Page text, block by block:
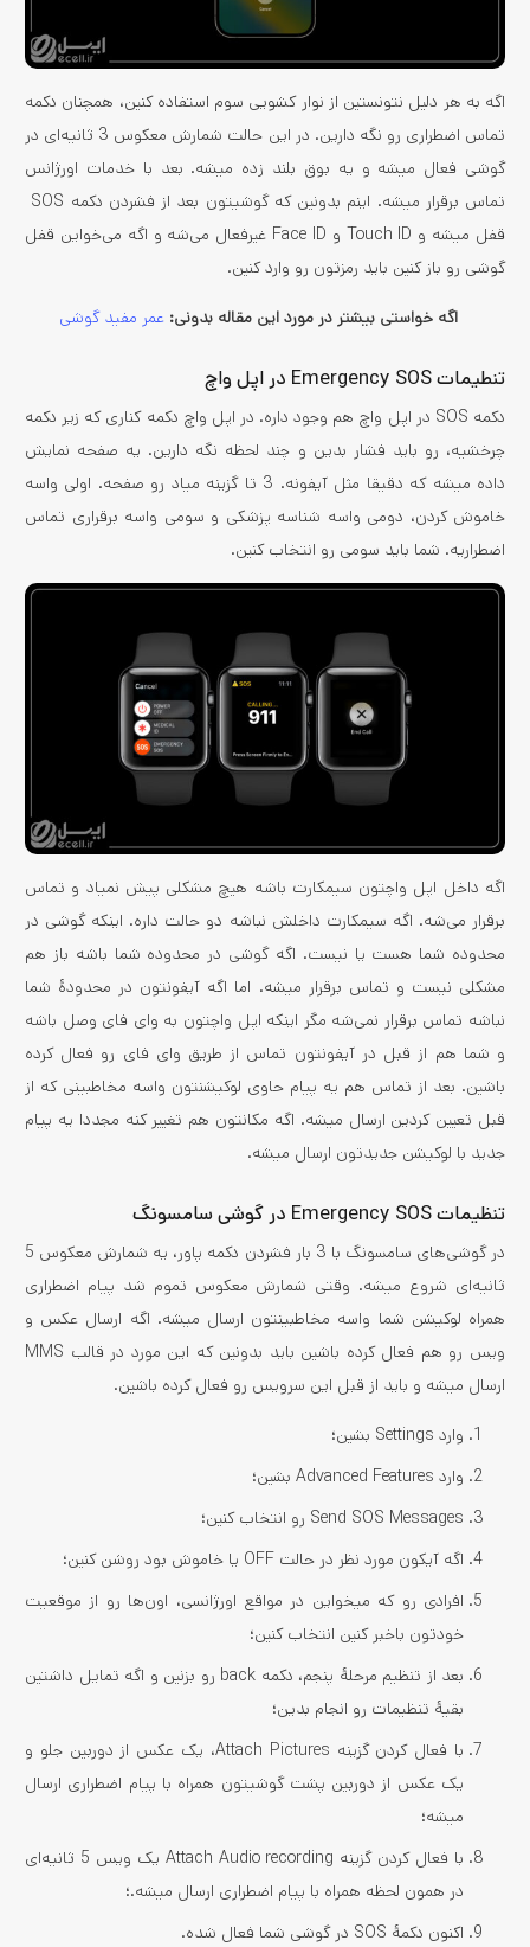
اگه به هر دلیل نتونستین از نوار کشویی سوم استفاده کنین، همچنان دکمه
تماس اضطراری رو نگه دارین. در این حالت شمارش معکوس 3 ثانیه‌ای در
گوشی فعال میشه و یه بوق بلند زده میشه. بعد با خدمات اورژانس
قفل میشه و Touch ID و Face ID غیرفعال می‌شه و اگه می‌خواین قفل
گوشی رو باز کنین باید رمزتون رو وارد کنین.
اگه خواستی بیشتر در مورد این مقاله بدونی: عمر مفید گوشی
تنطیمات Emergency SOS در اپل واچ
دکمه SOS در اپل واچ هم وجود داره. در اپل واچ دکمه کناری که زیر دکمه
چرخشیه، رو باید فشار بدین و چند لحظه نگه دارین. یه صفحه نمایش
داده میشه که دقیقا مثل آیفونه. 3 تا گزینه میاد رو صفحه. اولی واسه
خاموش کردن، دومی واسه شناسه پزشکی و سومی واسه برقراری تماس
اضطراریه. شما باید سومی رو انتخاب کنین.
اگه داخل اپل واچتون سیمکارت باشه هیچ مشکلی پیش نمیاد و تماس
برقرار می‌شه. اگه سیمکارت داخلش نباشه دو حالت داره. اینکه گوشی در
محدوده شما هست یا نیست. اگه گوشی در محدوده شما باشه باز هم
مشکلی نیست و تماس برقرار میشه. اما اگه آیفونتون در محدودۀ شما
نباشه تماس برقرار نمی‌شه مگر اینکه اپل واچتون به وای فای وصل باشه
و شما هم از قبل در آیفونتون تماس از طریق وای فای رو فعال کرده
باشین. بعد از تماس هم یه پیام حاوی لوکیشنتون واسه مخاطبینی که از
قبل تعیین کردین ارسال میشه. اگه مکانتون هم تغییر کنه مجددا یه پیام
جدید با لوکیشن جدیدتون ارسال میشه.
تنظیمات Emergency SOS در گوشی سامسونگ
در گوشی‌های سامسونگ با 3 بار فشردن دکمه پاور، یه شمارش معکوس 5
ثانیه‌ای شروع میشه. وقتی شمارش معکوس تموم شد پیام اضطراری
همراه لوکیشن شما واسه مخاطبینتون ارسال میشه. اگه ارسال عکس و
ویس رو هم فعال کرده باشین باید بدونین که این مورد در قالب MMS
ارسال میشه و باید از قبل این سرویس رو فعال کرده باشین.
وارد Settings بشین؛
وارد Advanced Features بشین؛
Send SOS Messages رو انتخاب کنین؛
اگه آیکون مورد نظر در حالت OFF یا خاموش بود روشن کنین؛
افرادی رو که میخواین در مواقع اورژانسی، اون‌ها رو از موقعیت
خودتون باخبر کنین انتخاب کنین؛
بعد از تنظیم مرحلۀ پنجم، دکمه back رو بزنین و اگه تمایل داشتین
بقیۀ تنظیمات رو انجام بدین؛
با فعال کردن گزینه Attach Pictures، یک عکس از دوربین جلو و
یک عکس از دوربین پشت گوشیتون همراه با پیام اضطراری ارسال
میشه؛
با فعال کردن گزینه Attach Audio recording یک ویس 5 ثانیه‌ای
در همون لحظه همراه با پیام اضطراری ارسال میشه.؛
اکنون دکمۀ SOS در گوشی شما فعال شده.